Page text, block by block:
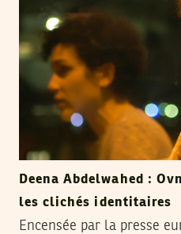
Deena Abdelwahed :
les clichés identitaires
Encensée par la presse